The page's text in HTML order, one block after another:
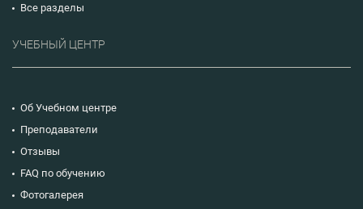
Все разделы
УЧЕБНЫЙ ЦЕНТР
Об Учебном центре
Преподаватели
Отзывы
FAQ по обучению
Фотогалерея